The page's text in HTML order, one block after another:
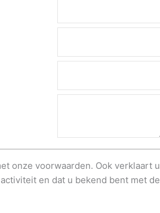
onze voorwaarden. Ook verklaart u
en dat u bekend bent met de